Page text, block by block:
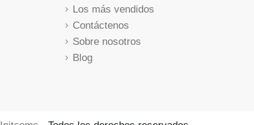
Los más vendidos
Contáctenos
Sobre nosotros
Blog